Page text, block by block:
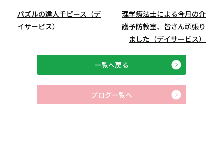
パズルの達人千ピース（デ
イサービス）
理学療法士による今月の介
護予防教室、皆さん頑張り
ました（デイサービス）
一覧へ戻る
ブログ一覧へ